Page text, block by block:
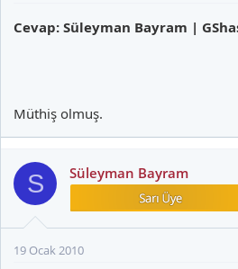
Cevap: Süleyman Bayram |
Müthiş olmuş.
S Süleyman Bayram
19 Ocak 2010